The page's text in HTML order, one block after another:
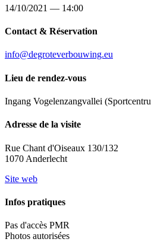
14/10/2021 — 14:00
Contact & Réservation
info@degroteverbouwing.eu
Lieu de rendez-vous
Ingang Vogelenzangvallei
Adresse de la visite
Rue Chant d'Oiseaux 130/132
1070 Anderlecht
Site web
Infos pratiques
Pas d'accès PMR
Photos autorisées